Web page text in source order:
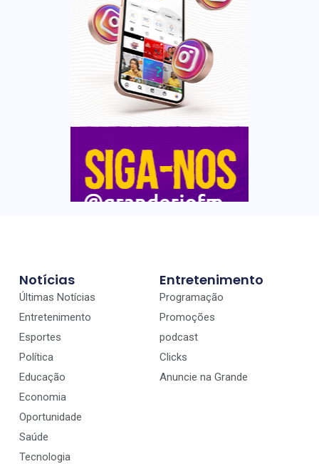
Notícias
Últimas Notícias
Entretenimento
Esportes
Política
Educação
Economia
Oportunidade
Saúde
Tecnologia
Entretenimento
Programação
Promoções
podcast
Clicks
Anuncie na Grande